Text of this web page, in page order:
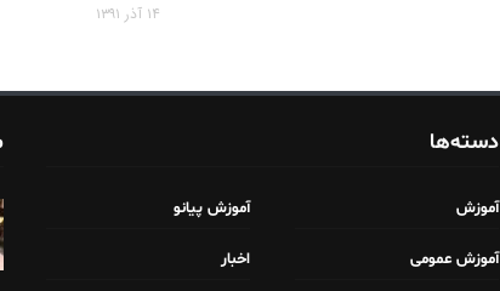
۱۴ آذر ۱۳۹۱
دسته‌ها
آموزش آموزش پیانو
آموزش عمومی اخبار